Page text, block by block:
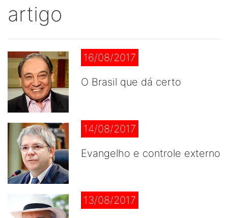
artigo
16/08/2017
O Brasil que dá certo
14/08/2017
Evangelho e controle externo
13/08/2017